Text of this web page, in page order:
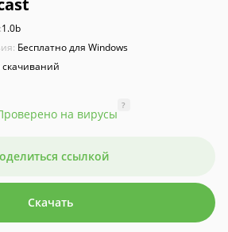
1.0b
Бесплатно для Windows
скачиваний
на вирусы
?
ссылкой
Скачать